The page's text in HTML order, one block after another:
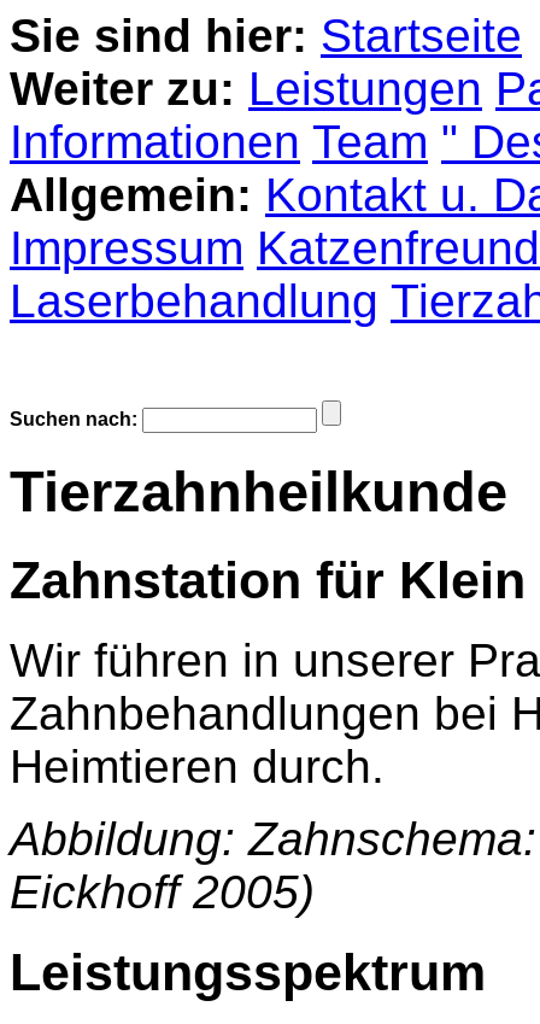
Sie sind hier: Startseite
Weiter zu: Leistungen
Informationen Team "
Allgemein: Kontakt u.
Impressum
Laserbehandlung
Suchen nach:
Tierzahnheilkunde
Zahnstation für Klein
Wir führen in unserer
Zahnbehandlungen bei
Heimtieren durch.
Abbildung:
Eickhoff 2005)
Leistungsspektrum